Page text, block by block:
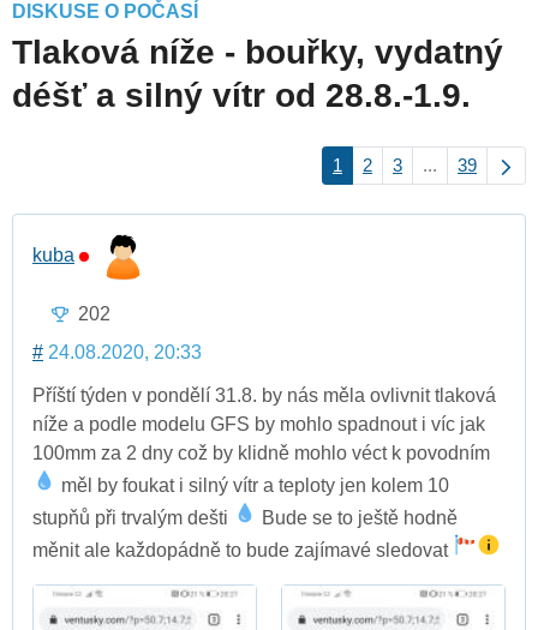
DISKUSE O POČASÍ
Tlaková níže - bouřky, vydatný
déšť a silný vítr od 28.8.-1.9.
1 2 3 ... 39
kuba
202
# 24.08.2020, 20:33
Příští týden v pondělí 31.8. by nás měla ovlivnit tlaková
níže a podle modelu GFS by mohlo spadnout i víc jak
100mm za 2 dny což by klidně mohlo véct k povodním
měl by foukat i silný vítr a teploty jen kolem 10
stupňů při trvalým dešti
Bude se to ještě hodně
měnit ale každopádně to bude zajímavé sledovat